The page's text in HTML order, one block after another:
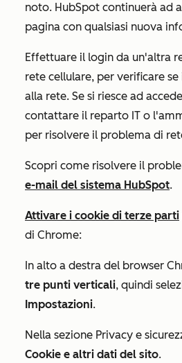
noto. HubSpot continuerà ad
pagina con qualsiasi nuova
Effettuare il login da un'altra
rete cellulare, per verificare
alla rete. Se si riesce ad
contattare il reparto IT o
per risolvere il problema di
Scopri come risolvere il
e-mail del sistema HubSpot.
Attivare i cookie di terze parti
di Chrome:
In alto a destra del browser
tre punti verticali, quindi
Impostazioni.
Nella sezione Privacy e
Cookie e altri dati del sito.